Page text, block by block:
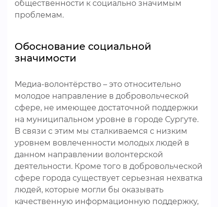
общественности к социально значимым
проблемам.
Обоснование социальной
значимости
Медиа-волонтёрство – это относительно
молодое направление в добровольческой
сфере, не имеющее достаточной поддержки
на муниципальном уровне в городе Сургуте.
В связи с этим мы сталкиваемся с низким
уровнем вовлеченности молодых людей в
данном направлении волонтерской
деятельности. Кроме того в добровольческой
сфере города существует серьезная нехватка
людей, которые могли бы оказывать
качественную информационную поддержку,